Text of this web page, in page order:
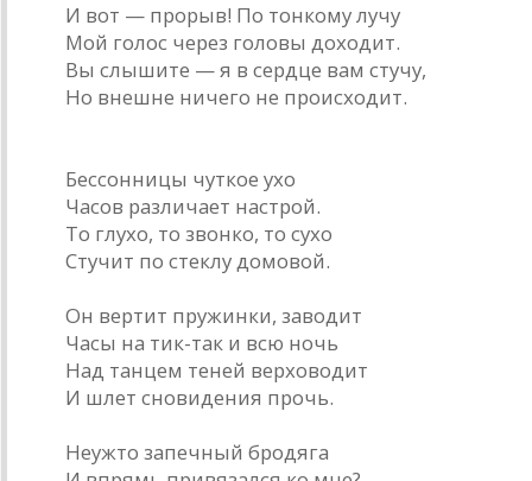
И вот — прорыв! По тонкому лучу
Мой голос через головы доходит.
Вы слышите — я в сердце вам стучу,
Но внешне ничего не происходит.
Бессонницы чуткое ухо
Часов различает настрой.
То глухо, то звонко, то сухо
Стучит по стеклу домовой.
Он вертит пружинки, заводит
Часы на тик-так и всю ночь
Над танцем теней верховодит
И шлет сновидения прочь.
Неужто запечный бродяга